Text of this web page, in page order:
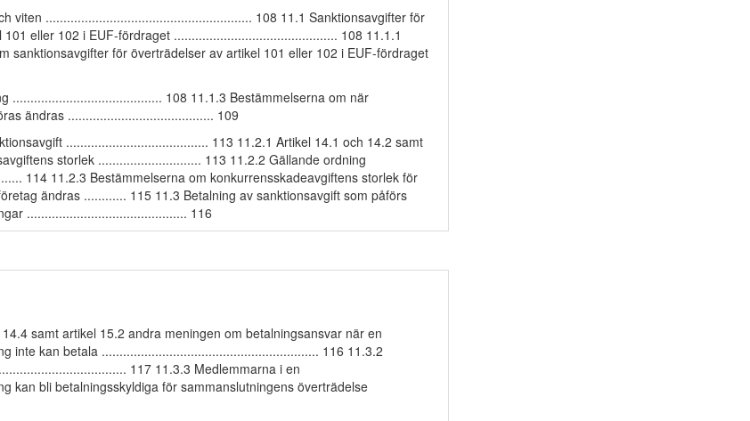
viten .......................................................... 108 11.1 Sanktionsavgifter för
eller 102 i EUF-fördraget .............................................. 108 11.1.1
sanktionsavgifter för överträdelser av artikel 101 eller 102 i EUF-fördraget
.......................................... 108 11.1.3 Bestämmelserna om när
ändras ......................................... 109
........................................ 113 11.2.1 Artikel 14.1 och 14.2 samt
storlek ............................. 113 11.2.2 Gällande ordning
114 11.2.3 Bestämmelserna om konkurrensskadeavgiftens storlek för
ändras ............ 115 11.3 Betalning av sanktionsavgift som påförs
............................................. 116
samt artikel 15.2 andra meningen om betalningsansvar när en
inte kan betala ............................................................. 116 11.3.2
117 11.3.3 Medlemmarna i en
kan bli betalningsskyldiga för sammanslutningens överträdelse